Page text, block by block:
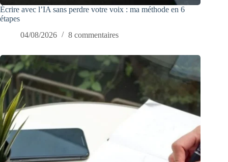
Écrire avec l’IA sans perdre votre voix : ma méthode en 6
étapes
04/08/2026
8 commentaires